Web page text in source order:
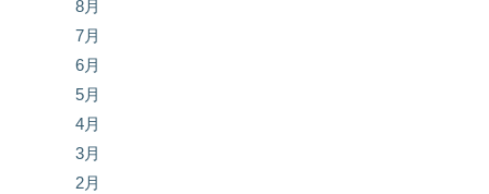
8月
7月
6月
5月
4月
3月
2月